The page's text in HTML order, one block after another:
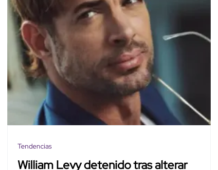
Tendencias
William Levy detenido tras alterar